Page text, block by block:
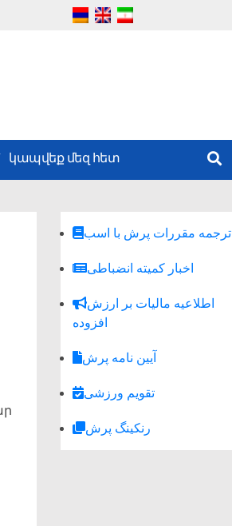
կապվեք մեզ հետ
ترجمه مقررات پرش با اسب
اخبار کمیته انضباطی
اطلاعیه مالیات بر ارزش
افزوده
آیین نامه پرش
تقویم ورزشی
رنکینگ پرش